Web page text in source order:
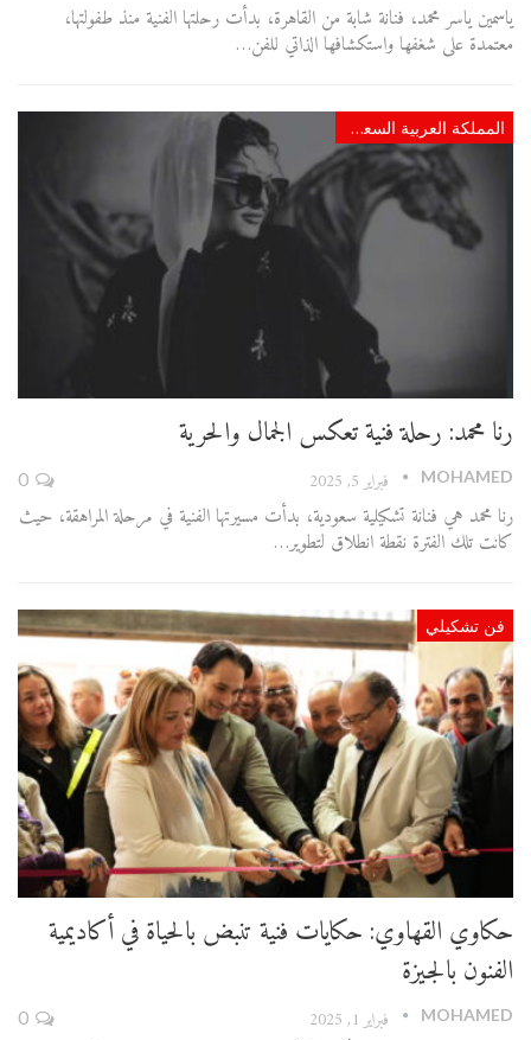
ياسمين ياسر محمد، فنانة شابة من القاهرة، بدأت رحلتها الفنية منذ طفولتها،
معتمدة على شغفها واستكشافها الذاتي للفن…
المملكة العربية السعودية
رنا محمد: رحلة فنية تعكس الجمال والحرية
MOHAMED فبراير 5, 2025
رنا محمد هي فنانة تشكيلية سعودية، بدأت مسيرتها الفنية في مرحلة المراهقة، حيث
كانت تلك الفترة نقطة انطلاق لتطوير…
فن تشكيلي
حكاوي القهاوي: حكايات فنية تنبض بالحياة في أكاديمية
الفنون بالجيزة
MOHAMED فبراير 1, 2025